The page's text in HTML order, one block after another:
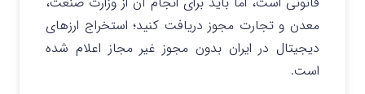
معدن و تجارت مجوز دریافت کنید؛ استخراج ارزهای
دیجیتال در ایران بدون مجوز غیر مجاز اعلام شده
است.